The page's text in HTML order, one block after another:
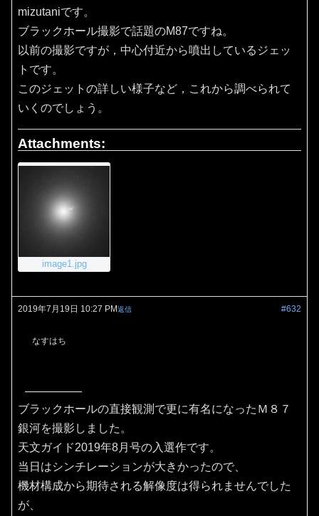
mizutaniです。
ブラックホール撮影で話題のM87ですね。
以前の撮影ですが，中心付近から噴出しているジェッ
トです。
このジェットの詳しい様子など，これから調べられて
いくのでしょう。
Attachments:
image1.jpg
2019年7月19日 10:27 PM #632
返信
なすはち
ブラックホールの直接観測で更に有名になったＭ８７
銀河を撮影しました。
天文ガイド2019年8月号の入選作です。
当日はシンチレーションが大きかったので、
機材構成から期待される解像度は得られませんでした
が、